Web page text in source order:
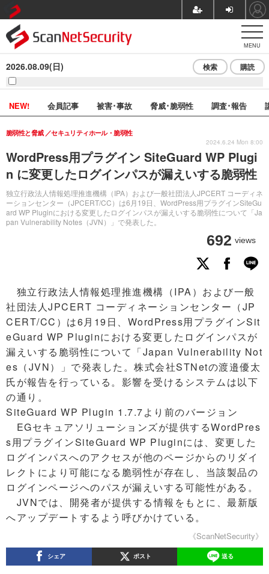
MENU
2026.08.09(日) 検索 購読
NEW! 会員記事 被害･事故 脅威･脆弱性 調査･報告
WordPress用プラグイン SiteGuard WP Plugi
n に変更したログインパスが漏えいする脆弱性
独立行政法人情報処理推進機構（IPA）および一般社団法人JPCERT コーディネ
ーションセンター（JPCERT/CC）は6月19日、WordPress用プラグインSiteGu
ard WP Pluginにおける変更したログインパスが漏えいする脆弱性について「Ja
pan Vulnerability Notes（JVN）」で発表した。
脆弱性と脅威 セキュリティホール・脆弱性
692 views
2024.6.24 Mon 8:00
独立行政法人情報処理推進機構（IPA）および一般
社団法人JPCERT コーディネーションセンター（JP
CERT/CC）は6月19日、WordPress用プラグインSit
eGuard WP Pluginにおける変更したログインパスが
漏えいする脆弱性について「Japan Vulnerability Not
es（JVN）」で発表した。株式会社STNetの渡邉優太
氏が報告を行っている。影響を受けるシステムは以下
の通り。
SiteGuard WP Plugin 1.7.7より前のバージョン
EGセキュアソリューションズが提供するWordPres
s用プラグインSiteGuard WP Pluginには、変更した
ログインパスへのアクセスが他のページからのリダイ
レクトにより可能になる脆弱性が存在し、当該製品の
ログインページへのパスが漏えいする可能性がある。
JVNでは、開発者が提供する情報をもとに、最新版
へアップデートするよう呼びかけている。
《ScanNetSecurity》
シェア ポスト 送る